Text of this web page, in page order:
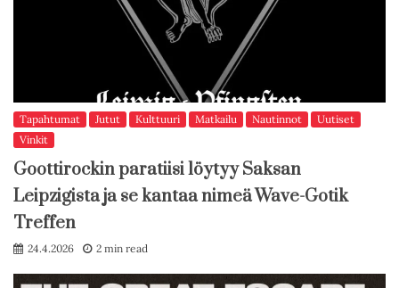
Tapahtumat Jutut Kulttuuri Matkailu Nautinnot
Uutiset
Vinkit
Goottirockin paratiisi löytyy Saksan
Leipzigista ja se kantaa nimeä Wave-Gotik
Treffen
24.4.2026 2 min read